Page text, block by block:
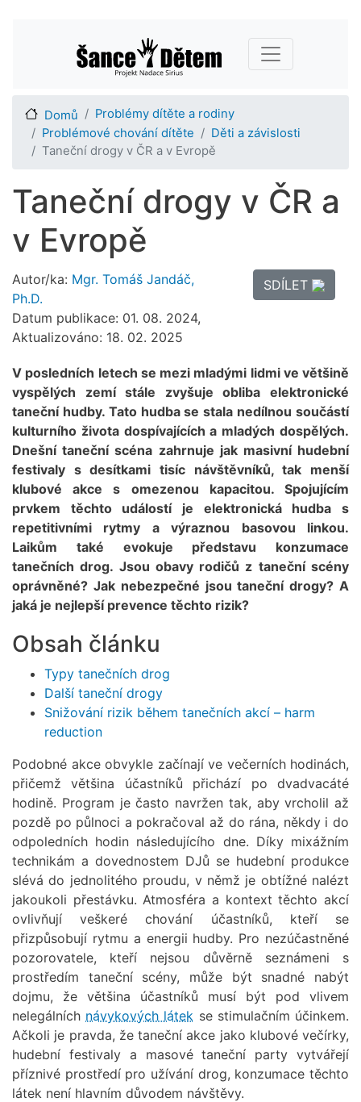
hlavnímu
obsahu
Main navigation
Domů
Problémy dítěte a rodiny
Problémové chování dítěte
Děti a závislosti
Taneční drogy v ČR a v Evropě
Taneční drogy v ČR a
v Evropě
Autor/ka: Mgr. Tomáš Jandáč,
Ph.D.
Datum publikace: 01. 08. 2024,
Aktualizováno: 18. 02. 2025
SDÍLET
V posledních letech se mezi mladými lidmi ve většině
vyspělých zemí stále zvyšuje obliba elektronické
taneční hudby. Tato hudba se stala nedílnou součástí
kulturního života dospívajících a mladých dospělých.
Dnešní taneční scéna zahrnuje jak masivní hudební
festivaly s desítkami tisíc návštěvníků, tak menší
klubové akce s omezenou kapacitou. Spojujícím
prvkem těchto událostí je elektronická hudba s
repetitivními rytmy a výraznou basovou linkou.
Laikům také evokuje představu konzumace
tanečních drog. Jsou obavy rodičů z taneční scény
oprávněné? Jak nebezpečné jsou taneční drogy? A
jaká je nejlepší prevence těchto rizik?
Obsah článku
Typy tanečních drog
Další taneční drogy
Snižování rizik během tanečních akcí – harm
reduction
Podobné akce obvykle začínají ve večerních hodinách,
přičemž většina účastníků přichází po dvadvacáté
hodině. Program je často navržen tak, aby vrcholil až
pozdě po půlnoci a pokračoval až do rána, někdy i do
odpoledních hodin následujícího dne. Díky mixážním
technikám a dovednostem DJů se hudební produkce
slévá do jednolitého proudu, v němž je obtížné nalézt
jakoukoli přestávku. Atmosféra a kontext těchto akcí
ovlivňují veškeré chování účastníků, kteří se
přizpůsobují rytmu a energii hudby. Pro nezúčastněné
pozorovatele, kteří nejsou důvěrně seznámeni s
prostředím taneční scény, může být snadné nabýt
dojmu, že většina účastníků musí být pod vlivem
nelegálních návykových látek se stimulačním účinkem.
Ačkoli je pravda, že taneční akce jako klubové večírky,
hudební festivaly a masové taneční party vytvářejí
příznivé prostředí pro užívání drog, konzumace těchto
látek není hlavním důvodem návštěvy.